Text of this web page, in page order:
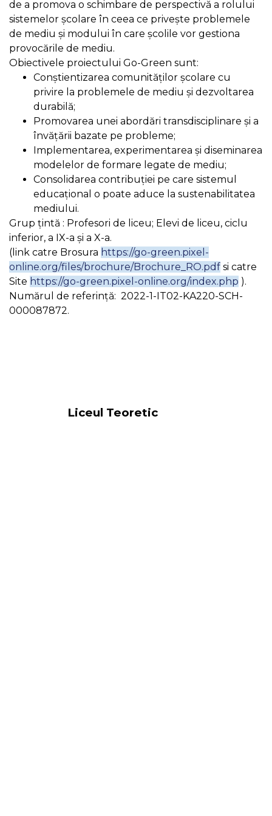
de a promova o schimbare de perspectivă a rolului
sistemelor școlare în ceea ce privește problemele
de mediu și modului în care școlile vor gestiona
provocările de mediu.
Obiectivele proiectului Go-Green sunt:
Conştientizarea comunităților școlare cu
privire la problemele de mediu și dezvoltarea
durabilă;
Promovarea unei abordări transdisciplinare și a
învățării bazate pe probleme;
Implementarea, experimentarea și diseminarea
modelelor de formare legate de mediu;
Consolidarea contribuției pe care sistemul
educațional o poate aduce la sustenabilitatea
mediului.
Grup ţintă : Profesori de liceu; Elevi de liceu, ciclu
inferior, a IX-a și a X-a.
(link catre Brosura https://go-green.pixel-
online.org/files/brochure/Brochure_RO.pdf si catre
Site https://go-green.pixel-online.org/index.php ).
Numărul de referință: 2022-1-IT02-KA220-SCH-
000087872.
Liceul Teoretic